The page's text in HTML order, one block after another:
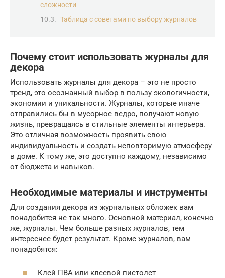
сложности
Таблица с советами по выбору журналов
Почему стоит использовать журналы для
декора
Использовать журналы для декора – это не просто
тренд, это осознанный выбор в пользу экологичности,
экономии и уникальности. Журналы, которые иначе
отправились бы в мусорное ведро, получают новую
жизнь, превращаясь в стильные элементы интерьера.
Это отличная возможность проявить свою
индивидуальность и создать неповторимую атмосферу
в доме. К тому же, это доступно каждому, независимо
от бюджета и навыков.
Необходимые материалы и инструменты
Для создания декора из журнальных обложек вам
понадобится не так много. Основной материал, конечно
же, журналы. Чем больше разных журналов, тем
интереснее будет результат. Кроме журналов, вам
понадобятся:
Клей ПВА или клеевой пистолет